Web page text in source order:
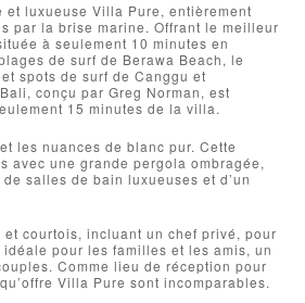
luxueuse Villa Pure, entièrement
par la brise marine. Offrant le meilleur
à seulement 10 minutes en
de surf de Berawa Beach, le
spots de surf de Canggu et
conçu par Greg Norman, est
15 minutes de la villa.
les nuances de blanc pur. Cette
avec une grande pergola ombragée,
salles de bain luxueuses et d’un
courtois, incluant un chef privé, pour
pour les familles et les amis, un
Comme lieu de réception pour
Villa Pure sont incomparables.